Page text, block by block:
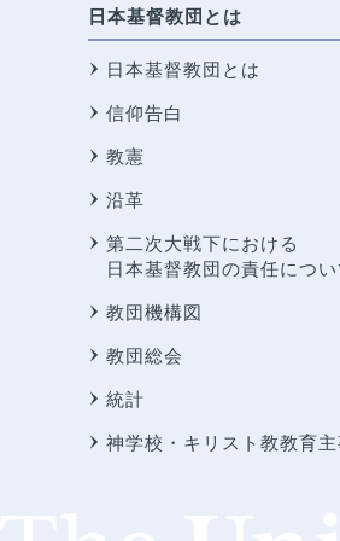
日本基督教団とは
日本基督教団とは
信仰告白
教憲
沿革
第二次大戦下における
日本基督教団の責任につ
教団機構図
教団総会
統計
神学校・キリスト教教育主